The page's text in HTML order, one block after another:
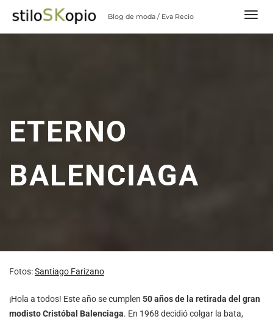
content
Blog de moda / Eva Recio
ETERNO
BALENCIAGA
Fotos:Santiago Farizano
¡Hola a todos! Este año se cumplen 50 años de la retirada del gran
modisto Cristóbal Balenciaga. En 1968 decidió colgar la bata,